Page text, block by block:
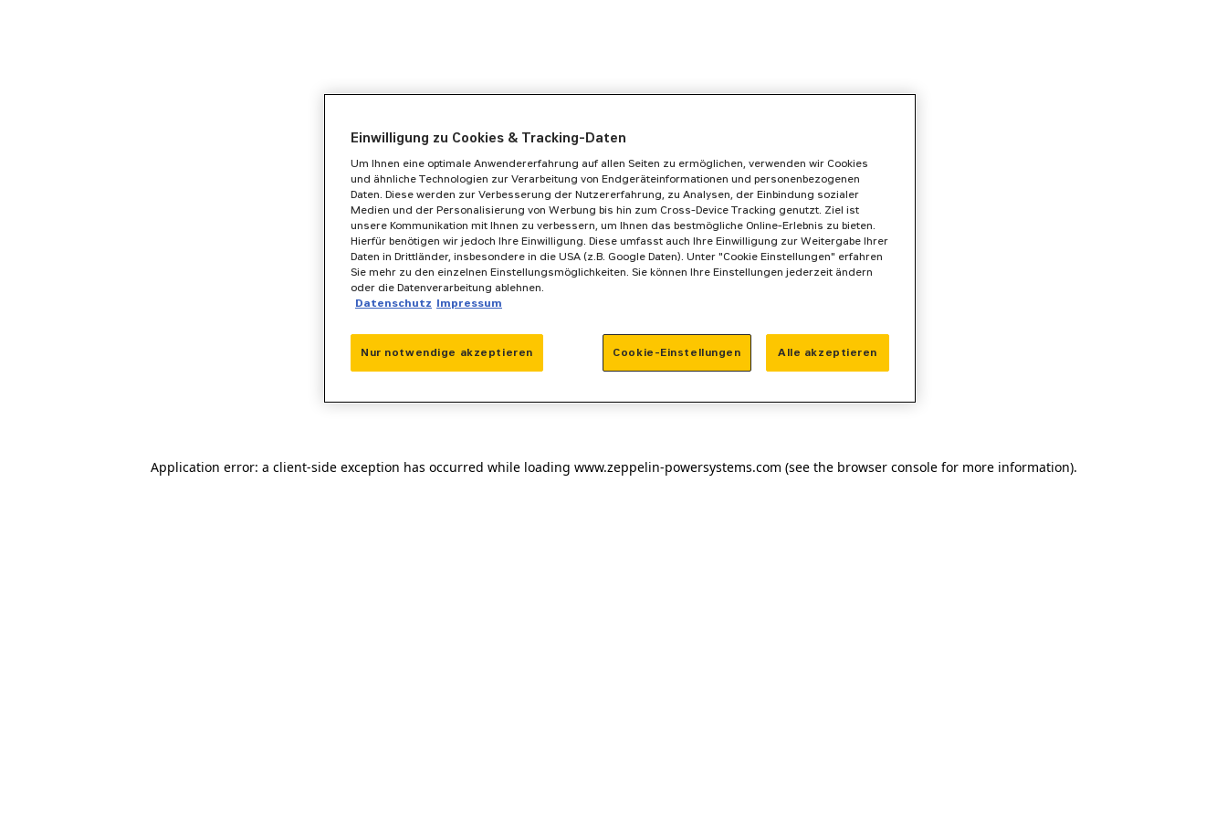
Application error: a client-side exception has occurred while loading www.zeppelin-powersystems.com (see the browser consolefor more information).
Einwilligung zu Cookies & Tracking-Daten
Um Ihnen eine optimale Anwendererfahrung auf allen Seiten zu ermöglichen, verwenden wir Cookies
und ähnliche Technologien zur Verarbeitung von Endgeräteinformationen und personenbezogenen
Daten. Diese werden zur Verbesserung der Nutzererfahrung, zu Analysen, der Einbindung sozialer
Medien und der Personalisierung von Werbung bis hin zum Cross-Device Tracking genutzt. Ziel ist
unsere Kommunikation mit Ihnen zu verbessern, um Ihnen das bestmögliche Online-Erlebnis zu bieten.
Hierfür benötigen wir jedoch Ihre Einwilligung. Diese umfasst auch Ihre Einwilligung zur Weitergabe Ihrer
Daten in Drittländer, insbesondere in die USA (z.B. Google Daten). Unter "Cookie Einstellungen" erfahren
Sie mehr zu den einzelnen Einstellungsmöglichkeiten. Sie können Ihre Einstellungen jederzeit ändern
oder die Datenverarbeitung ablehnen.
Datenschutz Impressum
Nur notwendige akzeptieren Alle akzeptieren
Cookie-Einstellungen